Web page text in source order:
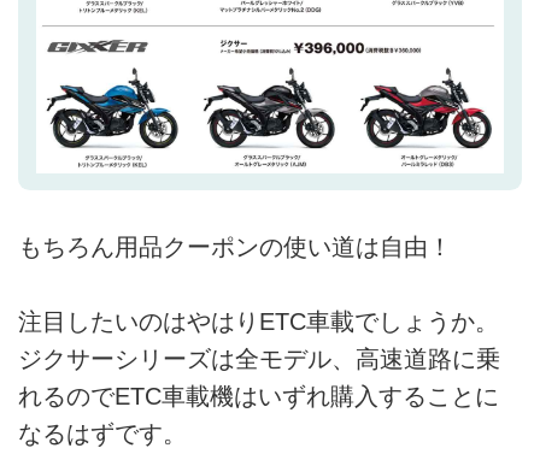
もちろん用品クーポンの使い道は自由！
注目したいのはやはりETC車載でしょうか。
ジクサーシリーズは全モデル、高速道路に乗
れるのでETC車載機はいずれ購入することに
なるはずです。